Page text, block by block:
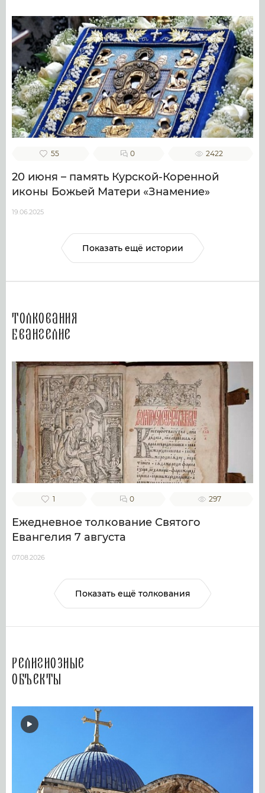
55 0 2422
20 июня – память Курской-Коренной
иконы Божьей Матери «Знамение»
19.06.2025
Показать ещё истории
Толкования
Евангелие
1 0 297
Ежедневное толкование Святого
Евангелия 7 августа
07.08.2026
Показать ещё толкования
Религиозные
объекты